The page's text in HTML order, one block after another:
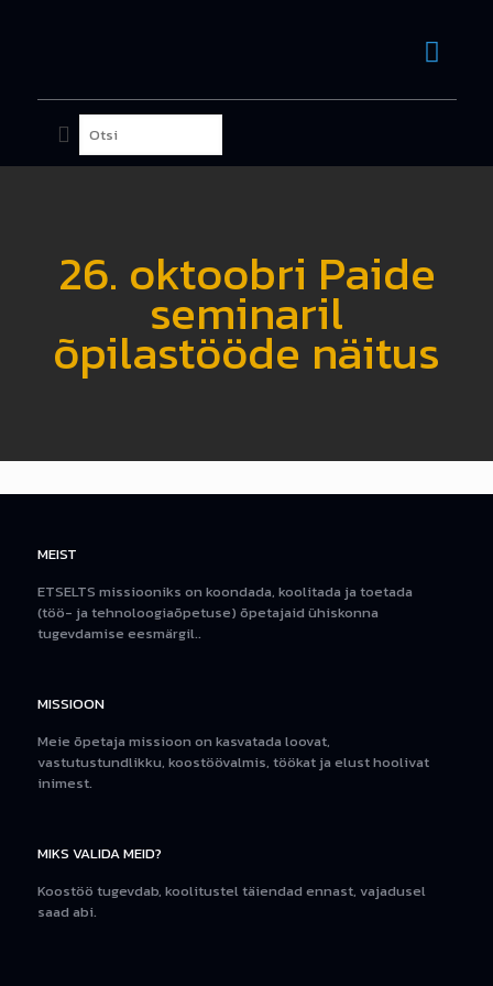
26. oktoobri Paide
seminaril
õpilastööde näitus
MEIST
ETSELTS missiooniks on koondada, koolitada ja toetada
(töö- ja tehnoloogiaõpetuse) õpetajaid ühiskonna
tugevdamise eesmärgil..
MISSIOON
Meie õpetaja missioon on kasvatada loovat,
vastutustundlikku, koostöövalmis, töökat ja elust hoolivat
inimest.
MIKS VALIDA MEID?
Koostöö tugevdab, koolitustel täiendad ennast, vajadusel
saad abi.